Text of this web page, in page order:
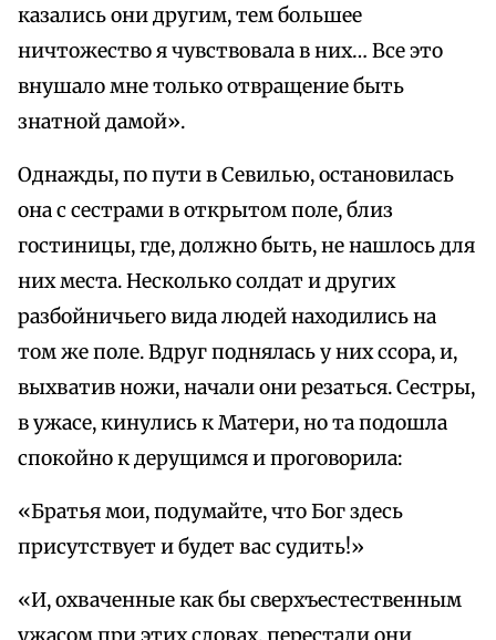
казались они другим, тем большее
ничтожество я чувствовала в них… Все это
внушало мне только отвращение быть
знатной дамой».
Однажды, по пути в Севилью, остановилась
она с сестрами в открытом поле, близ
гостиницы, где, должно быть, не нашлось для
них места. Несколько солдат и других
разбойничьего вида людей находились на
том же поле. Вдруг поднялась у них ссора, и,
выхватив ножи, начали они резаться. Сестры,
в ужасе, кинулись к Матери, но та подошла
спокойно к дерущимся и проговорила:
«Братья мои, подумайте, что Бог здесь
присутствует и будет вас судить!»
«И, охваченные как бы сверхъестественным